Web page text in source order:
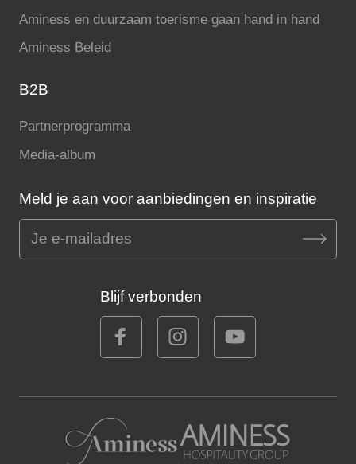
Aminess en duurzaam toerisme gaan hand in hand
Aminess Beleid
B2B
Partnerprogramma
Media-album
Meld je aan voor aanbiedingen en inspiratie
Blijf verbonden